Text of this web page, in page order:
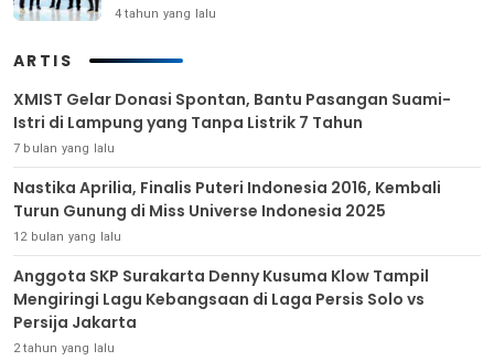
4 tahun yang lalu
ARTIS
XMIST Gelar Donasi Spontan, Bantu Pasangan Suami-
Istri di Lampung yang Tanpa Listrik 7 Tahun
7 bulan yang lalu
Nastika Aprilia, Finalis Puteri Indonesia 2016, Kembali
Turun Gunung di Miss Universe Indonesia 2025
12 bulan yang lalu
Anggota SKP Surakarta Denny Kusuma Klow Tampil
Mengiringi Lagu Kebangsaan di Laga Persis Solo vs
Persija Jakarta
2 tahun yang lalu